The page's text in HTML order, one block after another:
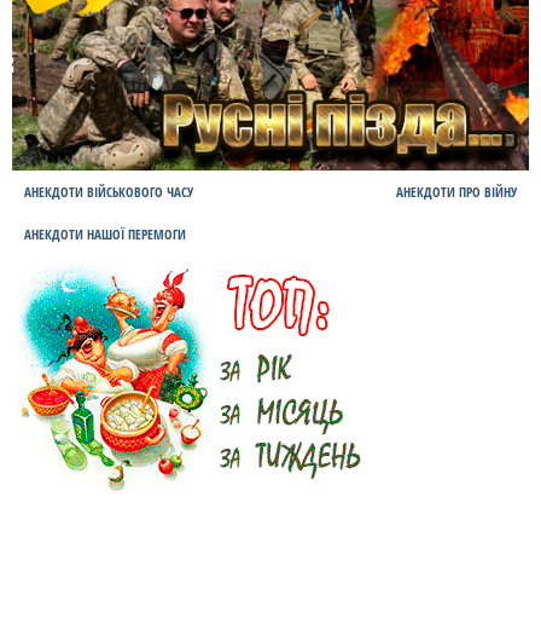
АНЕКДОТИ ВІЙСЬКОВОГО ЧАСУ АНЕКДОТИ ПРО ВІЙНУ
АНЕКДОТИ НАШОЇ ПЕРЕМОГИ